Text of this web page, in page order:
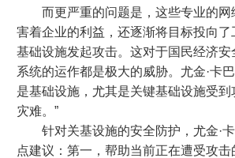
而更严重的问题是，这些专业的网
害着企业的利益，还逐渐将目标投向
基础设施发起攻击。这对于国民经济安
系统的运作都是极大的威胁。尤金·卡
是基础设施，尤其是关键基础设施受
灾难。”
针对关基设施的安全防护，尤金·卡
点建议：第一，帮助当前正在遭受攻